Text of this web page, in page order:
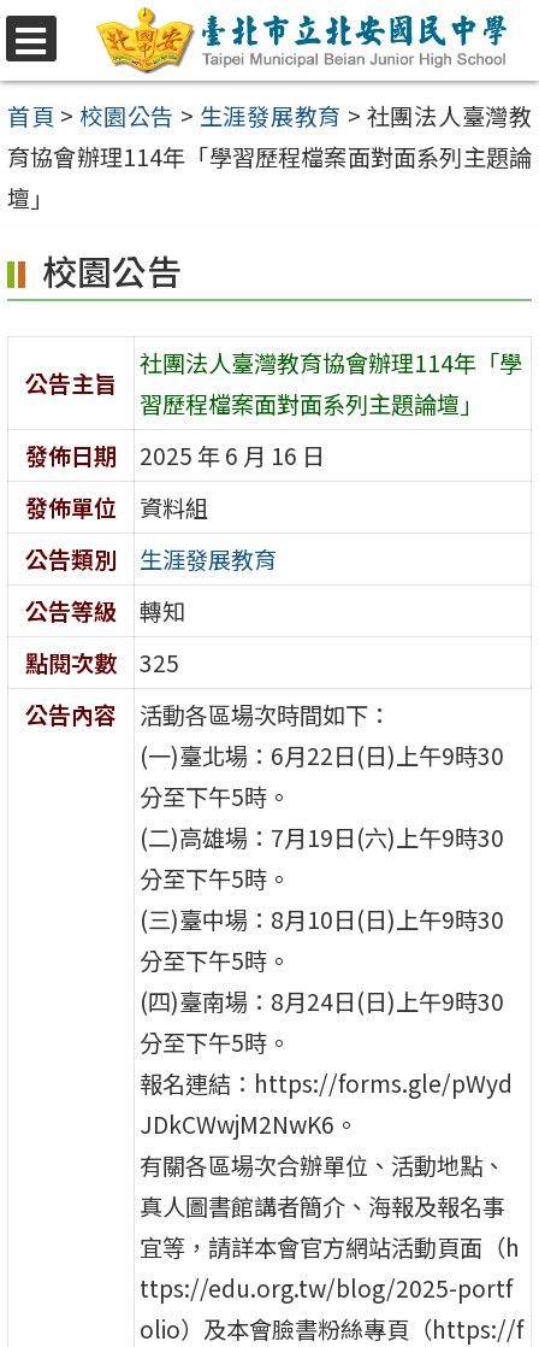
選
單
跳
至
主
要
內
區
首頁 > 校園公告 > 生涯發展教育 > 社團法人臺灣教
育協會辦理114年「學習歷程檔案面對面系列主題論
壇」
校園公告
公告主旨
社團法人臺灣教育協會辦理114年「學
習歷程檔案面對面系列主題論壇」
發佈日期
2025 年 6 月 16 日
發佈單位
資料組
公告類別
生涯發展教育
公告等級
轉知
點閱次數
325
公告內容
活動各區場次時間如下：
(一)臺北場：6月22日(日)上午9時30
分至下午5時。
(二)高雄場：7月19日(六)上午9時30
分至下午5時。
(三)臺中場：8月10日(日)上午9時30
分至下午5時。
(四)臺南場：8月24日(日)上午9時30
分至下午5時。
報名連結：https://forms.gle/pWyd
JDkCWwjM2NwK6。
有關各區場次合辦單位、活動地點、
真人圖書館講者簡介、海報及報名事
宜等，請詳本會官方網站活動頁面（h
ttps://edu.org.tw/blog/2025-portf
olio）及本會臉書粉絲專頁（https://f